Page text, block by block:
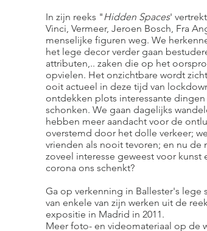
In zijn reeks "Hidden Spaces'
Vinci, Vermeer, Jeroen Bosch, Fra
menselijke figuren weg. We
het lege decor verder gaan
attributen,.. zaken die op het
opvielen. Het onzichtbare wordt
ooit actueel in deze tijd van
ontdekken plots interessante
schonken. We gaan dagelijks
hebben meer aandacht voor de
overstemd door het dolle verkeer;
vrienden als nooit tevoren; en nu
zoveel interesse geweest voor
corona ons schenkt?
Ga op verkenning in Ballester's
van enkele van zijn werken uit de
expositie in Madrid in 2011.
Meer foto- en videomateriaal op de